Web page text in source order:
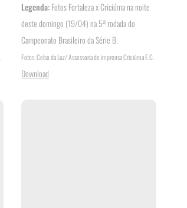
Legenda:Fotos Fortaleza x Criciúma na noite
deste domingo (19/04) na 5ª rodada do
Campeonato Brasileiro da Série B.
Fotos: Celso da Luz/ Assessoria de imprensa Criciúma E.C.
Download